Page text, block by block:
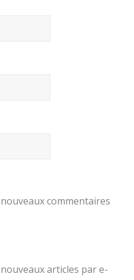
commentaires
articles par e-